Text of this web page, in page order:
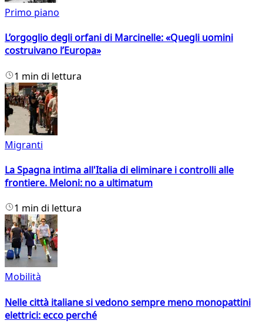
Primo piano
L’orgoglio degli orfani di Marcinelle: «Quegli uomini
costruivano l’Europa»
1 min di lettura
Migranti
La Spagna intima all'Italia di eliminare i controlli alle
frontiere. Meloni: no a ultimatum
1 min di lettura
Mobilità
Nelle città italiane si vedono sempre meno monopattini
elettrici: ecco perché